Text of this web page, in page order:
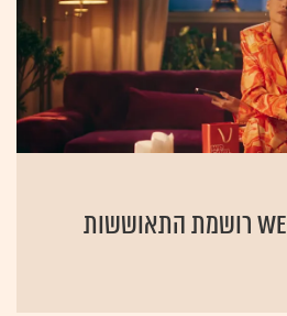
שבוע להשקה: wecom רושמת התאוששות